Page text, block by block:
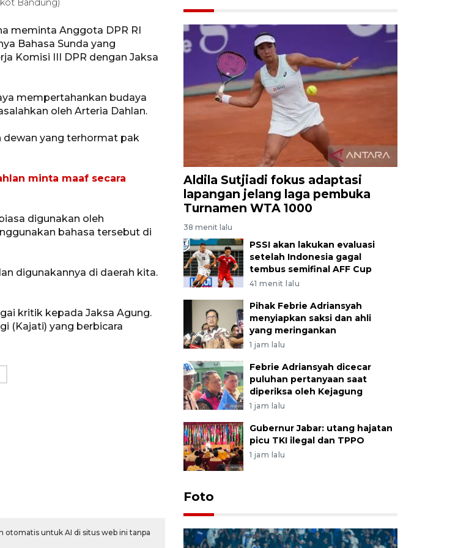
Bandung)
meminta Anggota DPR RI
Bahasa Sunda yang
Komisi III DPR dengan Jaksa
mempertahankan budaya
oleh Arteria Dahlan.
dewan yang terhormat pak
minta maaf secara
digunakan oleh
bahasa tersebut di
digunakannya di daerah kita.
kritik kepada Jaksa Agung.
(Kajati) yang berbicara
untuk AI di situs web ini tanpa
Aldila Sutjiadi fokus adaptasi
lapangan jelang laga pembuka
Turnamen WTA 1000
38 menit lalu
PSSI akan lakukan evaluasi
setelah Indonesia gagal
tembus semifinal AFF Cup
41 menit lalu
Pihak Febrie Adriansyah
menyiapkan saksi dan ahli
yang meringankan
1 jam lalu
Febrie Adriansyah dicecar
puluhan pertanyaan saat
diperiksa oleh Kejagung
1 jam lalu
Gubernur Jabar: utang hajatan
picu TKI ilegal dan TPPO
1 jam lalu
Foto